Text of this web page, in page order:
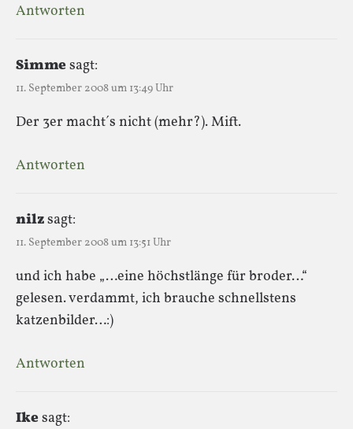
Antworten
Simmesagt:
11. September 2008 um 13:49 Uhr
Der 3er macht´s nicht (mehr?). Mift.
Antworten
nilzsagt:
11. September 2008 um 13:51 Uhr
und ich habe „…eine höchstlänge für broder…“
gelesen. verdammt, ich brauche schnellstens
katzenbilder…:)
Antworten
Ikesagt: